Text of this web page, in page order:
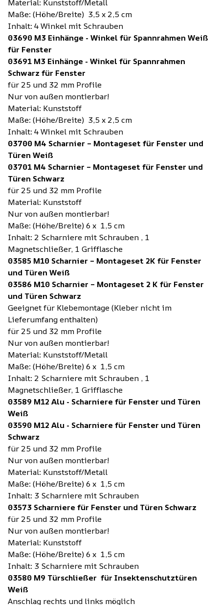
Material: Kunststoff/Metall
Maße: (Höhe/Breite) 3,5 x 2,5 cm
Inhalt: 4 Winkel mit Schrauben
03690 M3 Einhänge - Winkel für Spannrahmen Weiß
für Fenster
03691 M3 Einhänge - Winkel für Spannrahmen
Schwarz für Fenster
für 25 und 32 mm Profile
Nur von außen montierbar!
Material: Kunststoff
Maße: (Höhe/Breite) 3,5 x 2,5 cm
Inhalt: 4 Winkel mit Schrauben
03700 M4 Scharnier – Montageset für Fenster und
Türen Weiß
03701 M4 Scharnier – Montageset für Fenster und
Türen Schwarz
für 25 und 32 mm Profile
Material: Kunststoff
Nur von außen montierbar!
Maße: (Höhe/Breite) 6 x 1,5 cm
Inhalt: 2 Scharniere mit Schrauben , 1
Magnetschließer, 1 Grifflasche
03585 M10 Scharnier – Montageset 2K für Fenster
und Türen Weiß
03586 M10 Scharnier – Montageset 2 K für Fenster
und Türen Schwarz
Geeignet für Klebemontage (Kleber nicht im
Lieferumfang enthalten)
für 25 und 32 mm Profile
Nur von außen montierbar!
Material: Kunststoff/Metall
Maße: (Höhe/Breite) 6 x 1,5 cm
Inhalt: 2 Scharniere mit Schrauben , 1
Magnetschließer, 1 Grifflasche
03589 M12 Alu - Scharniere für Fenster und Türen
Weiß
03590 M12 Alu - Scharniere für Fenster und Türen
Schwarz
für 25 und 32 mm Profile
Nur von außen montierbar!
Material: Kunststoff/Metall
Maße: (Höhe/Breite) 6 x 1,5 cm
Inhalt: 3 Scharniere mit Schrauben
03573 Scharniere für Fenster und Türen Schwarz
für 25 und 32 mm Profile
Nur von außen montierbar!
Material: Kunststoff
Maße: (Höhe/Breite) 6 x 1,5 cm
Inhalt: 3 Scharniere mit Schrauben
03580 M9 Türschließer für Insektenschutztüren
Weiß
Anschlag rechts und links möglich